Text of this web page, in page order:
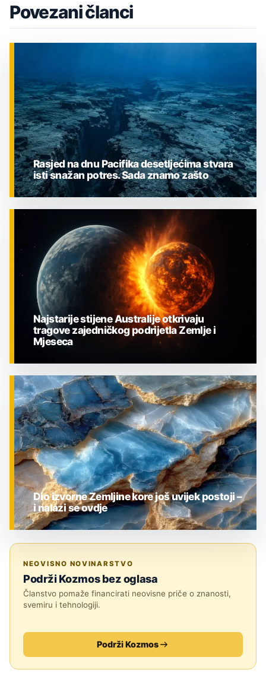
Povezani članci
Rasjed na dnu Pacifika desetljećima stvara
isti snažan potres. Sada znamo zašto
ZNANOST
Najstarije stijene Australije otkrivaju
tragove zajedničkog podrijetla Zemlje i
Mjeseca
Dio izvorne Zemljine kore još uvijek postoji –
i nalazi se ovdje
NEOVISNO NOVINARSTVO
Podrži Kozmos bez oglasa
Članstvo pomaže financirati neovisne priče o znanosti,
svemiru i tehnologiji.
Podrži Kozmos